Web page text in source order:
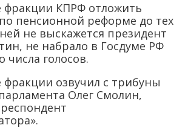
фракции КПРФ отложить
пенсионной реформе до тех
не выскажется президент
не набрало в Госдуме РФ
числа голосов.
озвучил с трибуны
Олег Смолин,